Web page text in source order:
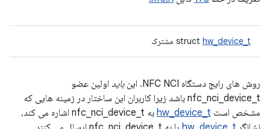
struct hw_device_t مشترک
روش های رایج دستگاه NFC NCI. این باید اولین عضو
nfc_nci_device_t باشد زیرا کاربران این ساختار در زمینه هایی که
مشخص است hw_device_t
به nfc_nci_device_t اشاره می کند،